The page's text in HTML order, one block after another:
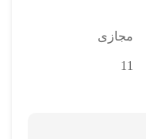
مجازی
11